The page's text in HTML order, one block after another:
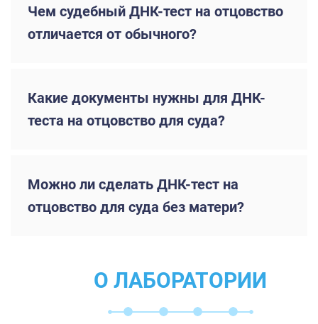
Чем судебный ДНК-тест на отцовство
отличается от обычного?
Какие документы нужны для ДНК-
теста на отцовство для суда?
Можно ли сделать ДНК-тест на
отцовство для суда без матери?
О ЛАБОРАТОРИИ